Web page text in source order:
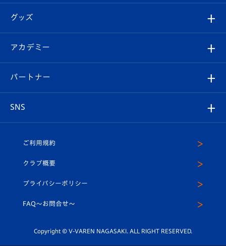
チケット
イベント
メディア
ホームタウン
スタッフプロフィール
マスコット紹介
平和祈念活動
ホームタウン活動
はじめての観戦ガイド
Revive Team
ヴィヴィくんの長崎おもてなしガイド
フォトギャラリー
スタジアムグルメ
チケット
V-LOVERS（ファンクラブ）
プレイヤーズスイート
グッズ
オンラインショップ
店舗情報
アカデミー
育成からのお知らせ
U-18
スクール
パートナー
SNS
ヴィヴィくんインスタグラム
公式LINE＠
ご利用規約
クラブ概要
プライバシーポリシー
FAQ〜お問合せ〜
Copyright © V-VAREN NAGASAKI. ALL RIGHT RESERVED.